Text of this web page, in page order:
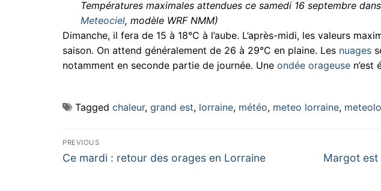
Températures maximales attendues ce samedi 16 septembre
Meteociel, modèle WRF NMM)
Dimanche, il fera de 15 à 18°C à l’aube. L’après-midi, les valeurs
saison. On attend généralement de 26 à 29°C en plaine. Les nuages
notamment en seconde partie de journée. Une ondée orageuse n’est
Tagged chaleur, grand est, lorraine, météo, meteo lorraine,
Navigation
de
PREVIOUS
Previous
Ce mardi : retour des orages en Lorraine
Next
Margot est